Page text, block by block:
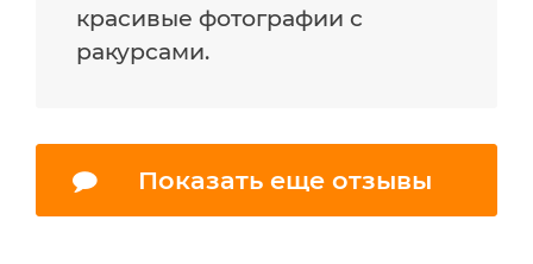
красивые фотографии с
ракурсами.
Показать еще отзывы